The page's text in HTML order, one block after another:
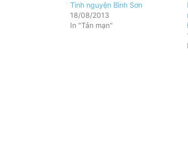
Tình nguyện Bình Sơn
18/08/2013
In "Tản mạn"